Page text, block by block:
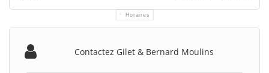
Horaires
Contactez Gilet & Bernard Moulins